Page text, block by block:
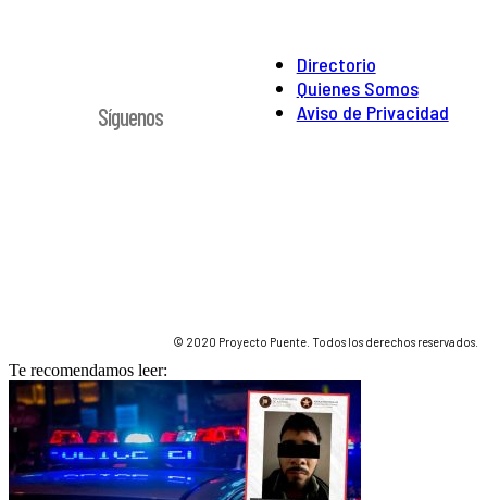
Directorio
Quienes Somos
Aviso de Privacidad
Síguenos
© 2020 Proyecto Puente. Todos los derechos reservados.
Te recomendamos leer: